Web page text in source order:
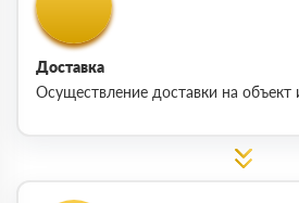
Доставка
Осуществление доставки на объект